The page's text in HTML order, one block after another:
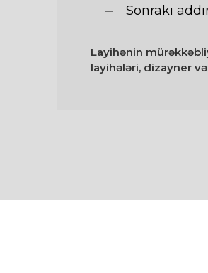
Sonrakı
Layihənin
layihələri, dizayner